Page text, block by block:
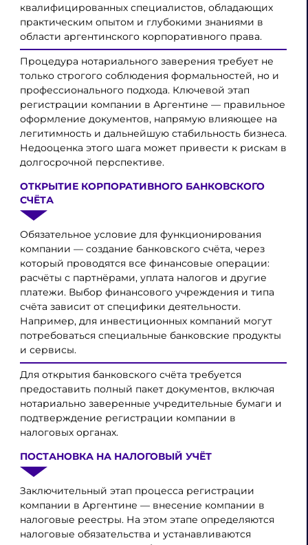
квалифицированных специалистов, обладающих
практическим опытом и глубокими знаниями в
области аргентинского корпоративного права.
Процедура нотариального заверения требует не
только строгого соблюдения формальностей, но и
профессионального подхода. Ключевой этап
регистрации компании в Аргентине — правильное
оформление документов, напрямую влияющее на
легитимность и дальнейшую стабильность бизнеса.
Недооценка этого шага может привести к рискам в
долгосрочной перспективе.
ОТКРЫТИЕ КОРПОРАТИВНОГО БАНКОВСКОГО
СЧЁТА
Обязательное условие для функционирования
компании — создание банковского счёта, через
который проводятся все финансовые операции:
расчёты с партнёрами, уплата налогов и другие
платежи. Выбор финансового учреждения и типа
счёта зависит от специфики деятельности.
Например, для инвестиционных компаний могут
потребоваться специальные банковские продукты
и сервисы.
Для открытия банковского счёта требуется
предоставить полный пакет документов, включая
нотариально заверенные учредительные бумаги и
подтверждение регистрации компании в
налоговых органах.
ПОСТАНОВКА НА НАЛОГОВЫЙ УЧЁТ
Заключительный этап процесса регистрации
компании в Аргентине — внесение компании в
налоговые реестры. На этом этапе определяются
налоговые обязательства и устанавливаются